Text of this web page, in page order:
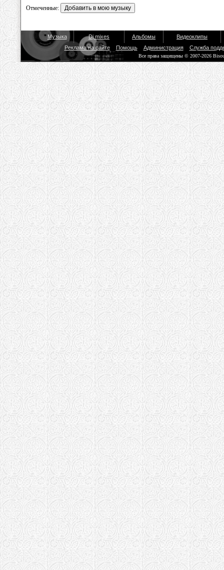
Отмеченные:
Музыка Dj mixes Альбомы
Видеоклипы
Реклама на сайте
Помощь Администрация Служба
Все права защищены © 2007-2026